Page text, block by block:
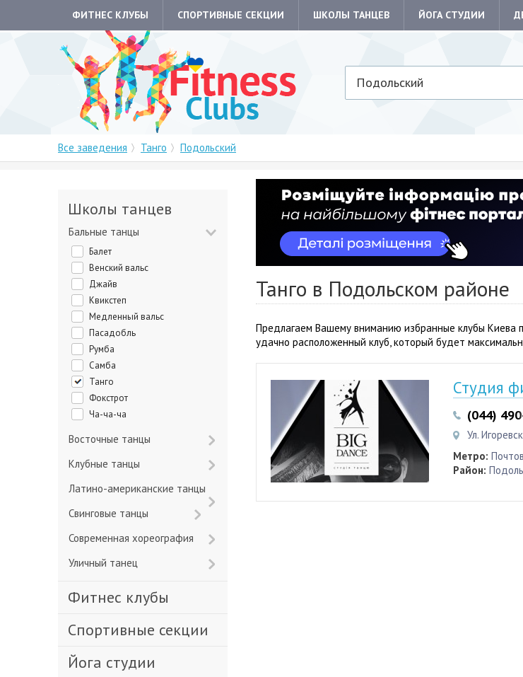
ФИТНЕС КЛУБЫ СПОРТИВНЫЕ СЕКЦИИ ШКОЛЫ ТАНЦЕВ ЙОГА СТУДИИ
Подольский
Все заведения Танго Подольский
Танго в Подольском районе
Предлагаем Вашему вниманию избранные клубы Киева
удачно расположенный клуб, который будет
Студия
(044)
Ул.
Метро:
Район:
Школы танцев
Бальные танцы
Балет
Венский вальс
Джайв
Квикстеп
Медленный вальс
Пасадобль
Румба
Самба
Танго
Фокстрот
Ча-ча-ча
Восточные танцы
Клубные танцы
Латино-американские танцы
Свинговые танцы
Современная хореография
Уличный танец
Фитнес клубы
Спортивные секции
Йога студии